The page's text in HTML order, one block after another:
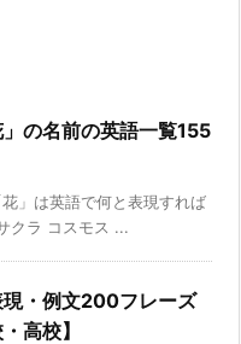
」の名前の英語一覧155
」は英語で何と表現すれば
クラ コスモス ...
・例文200フレーズ
高校】